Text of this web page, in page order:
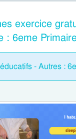
exercice
: 6eme
- Autres :